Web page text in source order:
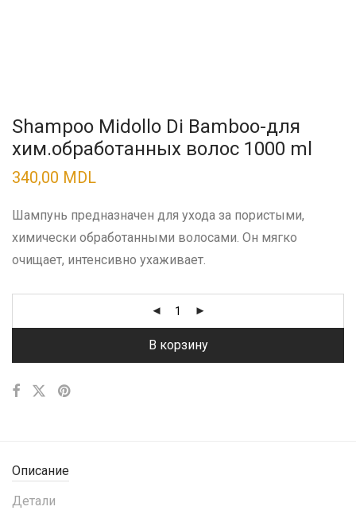
Shampoo Midollo Di Bamboo-для
хим.обработанных волос 1000 ml
340,00 MDL
Шампунь предназначен для ухода за пористыми,
химически обработанными волосами. Он мягко
очищает, интенсивно ухаживает.
В корзину
Описание
Детали